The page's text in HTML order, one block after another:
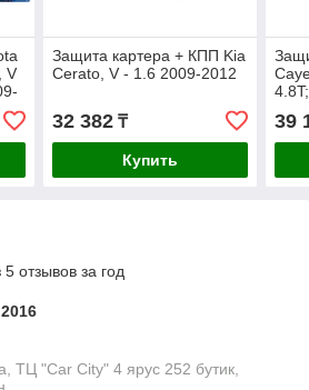
V
Защита картера + КПП Kia
Cerato, V - 1.6 2009-2012
32 382₸
Купить
39
отзывов за год
ТЦ "Car Сity" 4 ярус 252 бутик,